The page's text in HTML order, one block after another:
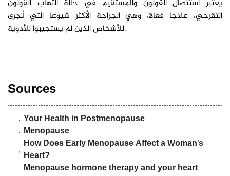
يعتبر استئصال القولون والمستقيم في حالة التهاب القولون
التقرحي، علاجا فعالا، وهي الجراحة الأكثر شيوعا التي تُجرى
للأشخاص الذين لم يستجيبوا للأدوية.
Sources
Your Health in Postmenopause
Menopause
How Does Early Menopause Affect a Woman's
Heart?
Menopause hormone therapy and your heart